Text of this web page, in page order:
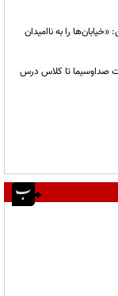
را به ناامیدان
صداوسیما تا کلاس درس